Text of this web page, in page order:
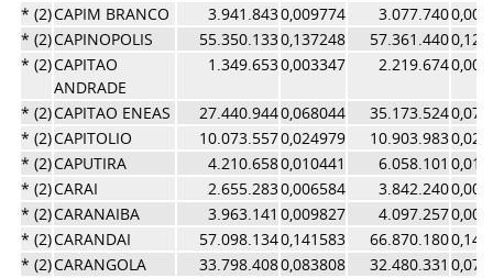
* (2)CAPIM BRANCO 3.941.8430,009774 3.077.740
* (2)CAPINOPOLIS 55.350.1330,137248 57.361.440
* (2)CAPITAO
ANDRADE
1.349.6530,003347 2.219.674
* (2)CAPITAO ENEAS 27.440.9440,068044 35.173.524
* (2)CAPITOLIO 10.073.5570,024979 10.903.983
* (2)CAPUTIRA 4.210.6580,010441 6.058.101
* (2)CARAI 2.655.2830,006584 3.842.240
* (2)CARANAIBA 3.963.141 0,009827 4.097.257
* (2)CARANDAI 57.098.1340,141583 66.870.180
* (2)CARANGOLA 33.798.4080,083808 32.480.331